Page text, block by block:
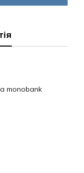
monobank